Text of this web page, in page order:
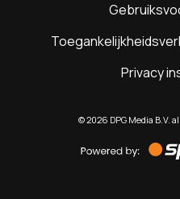
Privacy
©2026 DPG Media B.V.